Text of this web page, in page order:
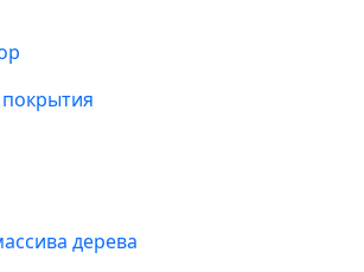
дерева